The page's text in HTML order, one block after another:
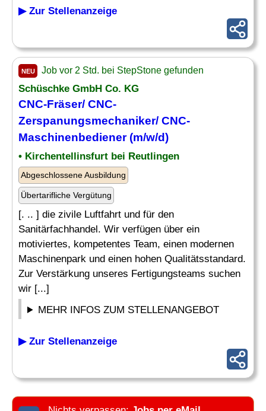
▶ Zur Stellenanzeige
NEU Job vor 2 Std. bei StepStone gefunden
Schüschke GmbH Co. KG
CNC-Fräser/ CNC-
Zerspanungsmechaniker/ CNC-
Maschinenbediener (m/w/d)
• Kirchentellinsfurt bei Reutlingen
Abgeschlossene Ausbildung
Übertarifliche Vergütung
[. .. ] die zivile Luftfahrt und für den
Sanitärfachhandel. Wir verfügen über ein
motiviertes, kompetentes Team, einen modernen
Maschinenpark und einen hohen Qualitätsstandard.
Zur Verstärkung unseres Fertigungsteams suchen
wir [...]
MEHR INFOS ZUM STELLENANGEBOT
▶ Zur Stellenanzeige